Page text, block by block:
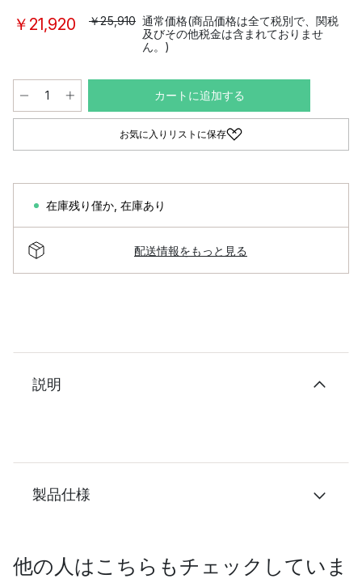
￥21,920 ￥25,910 通常価格(商品価格は全て税別で、関税
及びその他税金は含まれておりませ
ん。)
カートに追加する
お気に入りリストに保存
在庫残り僅か 在庫あり
配送情報をもっと見る
説明
製品仕様
他の人はこちらもチェックしていま